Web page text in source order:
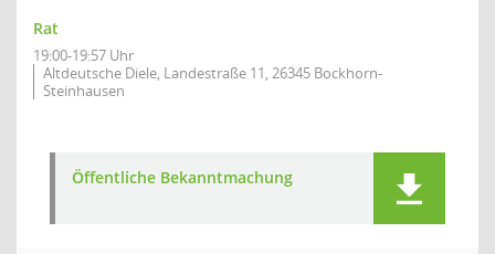
Rat
19:00-19:57 Uhr
Altdeutsche Diele, Landestraße 11, 26345 Bockhorn-
Steinhausen
Öffentliche Bekanntmachung